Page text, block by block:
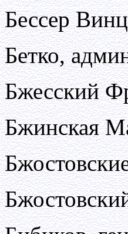
Бессер
Бетко,
Бжесский
Бжинская